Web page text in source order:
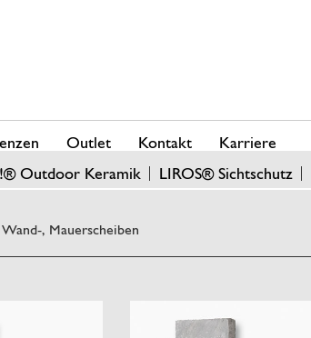
Outdoor Keramik LIROS® Sichtschutz
Outlet Kontakt Karriere
, Mauerscheiben